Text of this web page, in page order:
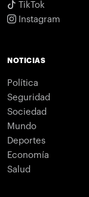
TikTok
Instagram
NOTICIAS
Política
Seguridad
Sociedad
Mundo
Deportes
Economía
Salud